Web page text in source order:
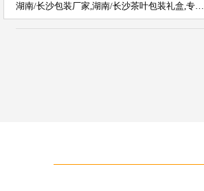
湖南/长沙包装厂家,湖南/长沙茶叶包装礼盒,专…